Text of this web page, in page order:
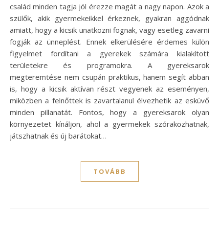
család minden tagja jól érezze magát a nagy napon. Azok a
szülők, akik gyermekeikkel érkeznek, gyakran aggódnak
amiatt, hogy a kicsik unatkozni fognak, vagy esetleg zavarni
fogják az ünneplést. Ennek elkerülésére érdemes külön
figyelmet fordítani a gyerekek számára kialakított
területekre és programokra. A gyereksarok
megteremtése nem csupán praktikus, hanem segít abban
is, hogy a kicsik aktívan részt vegyenek az eseményen,
miközben a felnőttek is zavartalanul élvezhetik az esküvő
minden pillanatát. Fontos, hogy a gyereksarok olyan
környezetet kínáljon, ahol a gyermekek szórakozhatnak,
játszhatnak és új barátokat…
TOVÁBB